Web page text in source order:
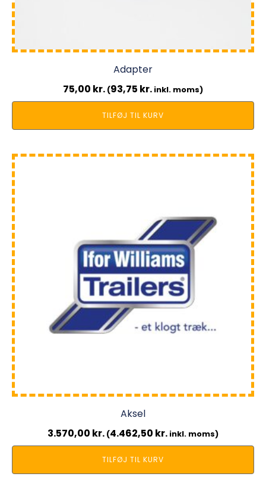
Adapter
75,00 kr. (93,75 kr. inkl. moms)
TILFØJ TIL KURV
Aksel
3.570,00 kr. (4.462,50 kr. inkl. moms)
TILFØJ TIL KURV